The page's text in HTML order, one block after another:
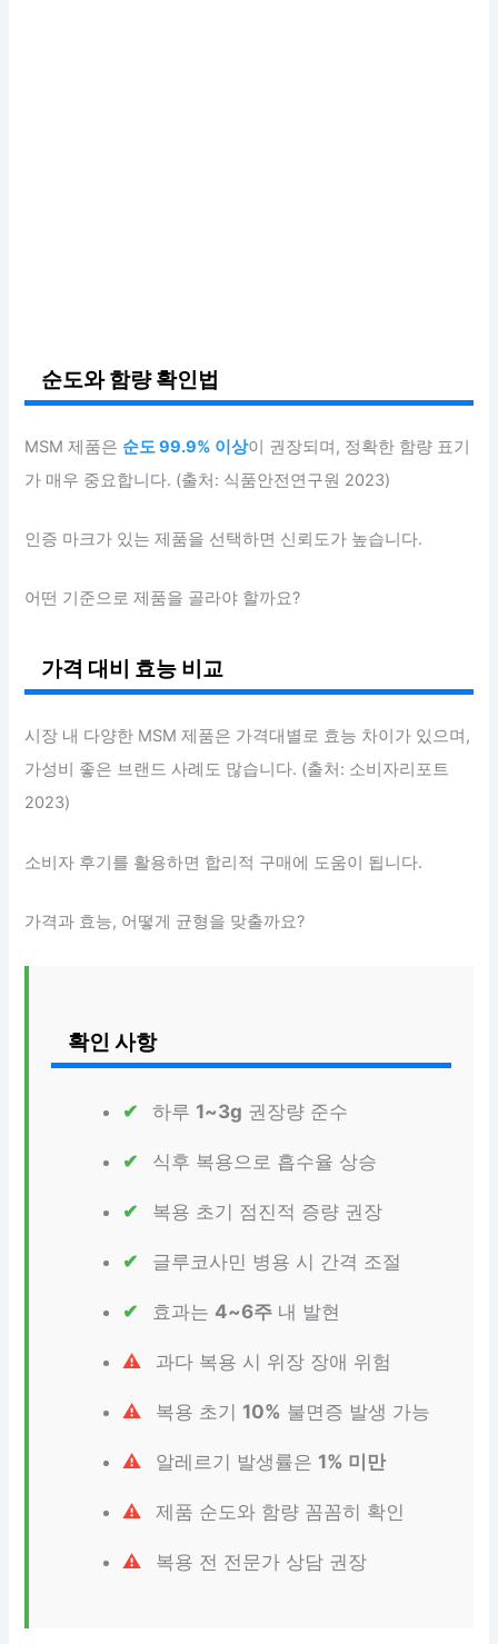
순도와 함량 확인법
MSM 제품은 순도 99.9% 이상이 권장되며, 정확한 함량 표기
가 매우 중요합니다. (출처: 식품안전연구원 2023)
인증 마크가 있는 제품을 선택하면 신뢰도가 높습니다.
어떤 기준으로 제품을 골라야 할까요?
가격 대비 효능 비교
시장 내 다양한 MSM 제품은 가격대별로 효능 차이가 있으며,
가성비 좋은 브랜드 사례도 많습니다. (출처: 소비자리포트
2023)
소비자 후기를 활용하면 합리적 구매에 도움이 됩니다.
가격과 효능, 어떻게 균형을 맞출까요?
확인 사항
하루 1~3g 권장량 준수
식후 복용으로 흡수율 상승
복용 초기 점진적 증량 권장
글루코사민 병용 시 간격 조절
효과는 4~6주 내 발현
과다 복용 시 위장 장애 위험
복용 초기 10% 불면증 발생 가능
알레르기 발생률은 1% 미만
제품 순도와 함량 꼼꼼히 확인
복용 전 전문가 상담 권장